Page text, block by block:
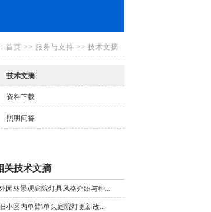
首页 >> 服务与支持 >> 技术文摘
技术文摘
资料下载
照明问答
关技术文摘
园林景观庭院灯具风格介绍与种...
小区内单臂\单头庭院灯更新改...